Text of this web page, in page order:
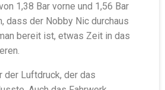
1,38 Bar vorne und 1,56 Bar
dass der Nobby Nic durchaus
bereit ist, etwas Zeit in das
der Luftdruck, der das